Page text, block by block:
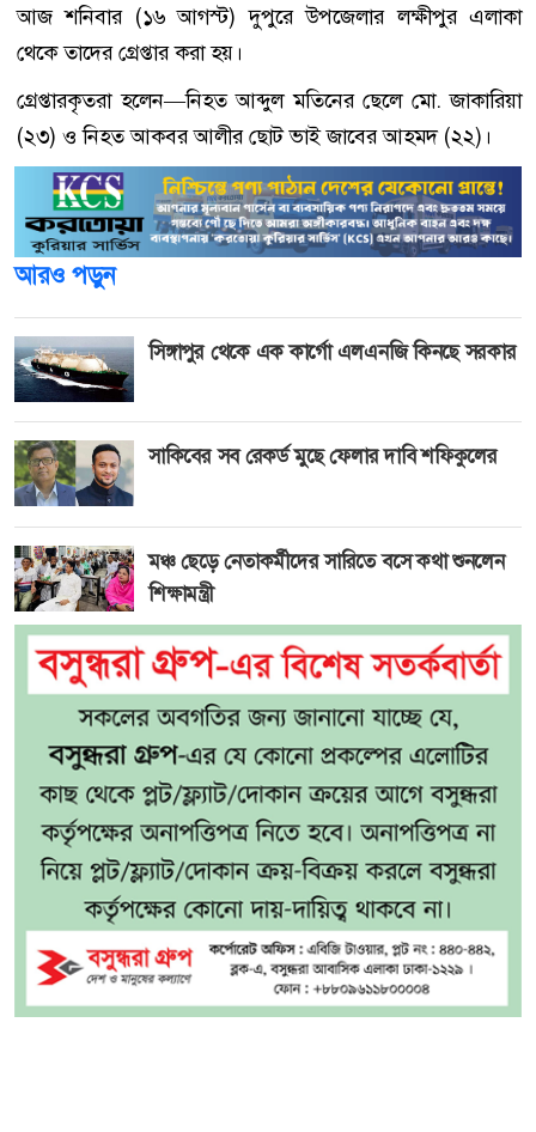
আজ শনিবার (১৬ আগস্ট) দুপুরে উপজেলার লক্ষীপুর এলাকা
থেকে তাদের গ্রেপ্তার করা হয়।
গ্রেপ্তারকৃতরা হলেন—নিহত আব্দুল মতিনের ছেলে মো. জাকারিয়া
(২৩) ও নিহত আকবর আলীর ছোট ভাই জাবের আহমদ (২২)।
আরও পড়ুন
সিঙ্গাপুর থেকে এক কার্গো এলএনজি কিনছে সরকার
সাকিবের সব রেকর্ড মুছে ফেলার দাবি শফিকুলের
মঞ্চ ছেড়ে নেতাকর্মীদের সারিতে বসে কথা শুনলেন
শিক্ষামন্ত্রী